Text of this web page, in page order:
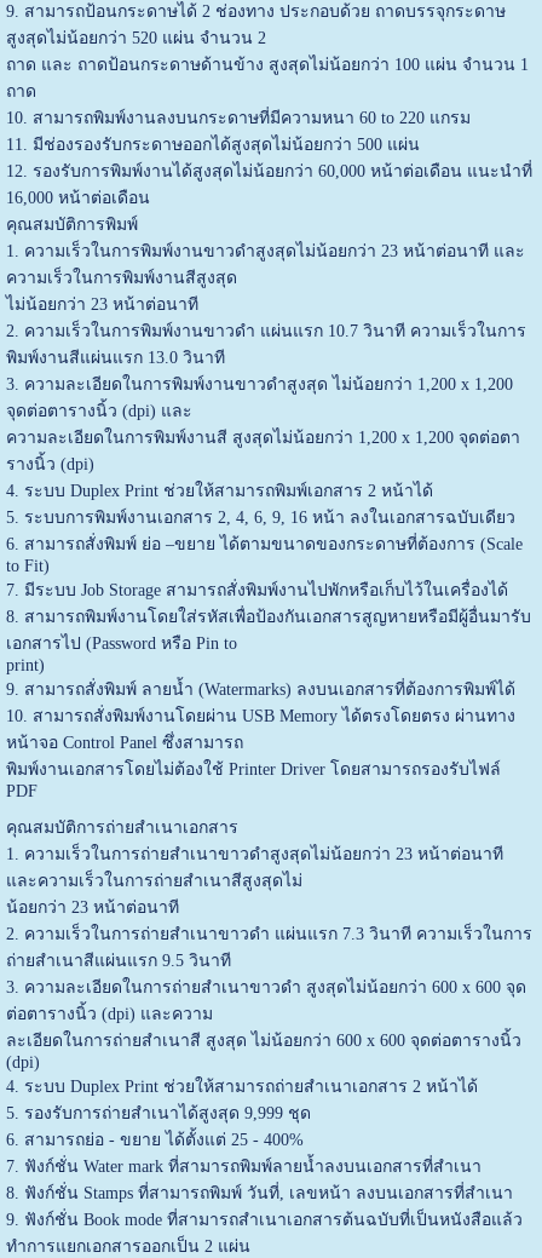
9. สามารถป้อนกระดาษได้ 2 ช่องทาง ประกอบด้วย ถาดบรรจุกระดาษ
สูงสุดไม่น้อยกว่า 520 แผ่น จำนวน 2
ถาด และ ถาดป้อนกระดาษด้านข้าง สูงสุดไม่น้อยกว่า 100 แผ่น จำนวน 1
ถาด
10. สามารถพิมพ์งานลงบนกระดาษที่มีความหนา 60 to 220 แกรม
11. มีช่องรองรับกระดาษออกได้สูงสุดไม่น้อยกว่า 500 แผ่น
12. รองรับการพิมพ์งานได้สูงสุดไม่น้อยกว่า 60,000 หน้าต่อเดือน แนะนำที่
16,000 หน้าต่อเดือน
คุณสมบัติการพิมพ์
1. ความเร็วในการพิมพ์งานขาวดำสูงสุดไม่น้อยกว่า 23 หน้าต่อนาที และ
ความเร็วในการพิมพ์งานสีสูงสุด
ไม่น้อยกว่า 23 หน้าต่อนาที
2. ความเร็วในการพิมพ์งานขาวดำ แผ่นแรก 10.7 วินาที ความเร็วในการ
พิมพ์งานสีแผ่นแรก 13.0 วินาที
3. ความละเอียดในการพิมพ์งานขาวดำสูงสุด ไม่น้อยกว่า 1,200 x 1,200
จุดต่อตารางนิ้ว (dpi) และ
ความละเอียดในการพิมพ์งานสี สูงสุดไม่น้อยกว่า 1,200 x 1,200 จุดต่อตา
รางนิ้ว (dpi)
4. ระบบ Duplex Print ช่วยให้สามารถพิมพ์เอกสาร 2 หน้าได้
5. ระบบการพิมพ์งานเอกสาร 2, 4, 6, 9, 16 หน้า ลงในเอกสารฉบับเดียว
6. สามารถสั่งพิมพ์ ย่อ –ขยาย ได้ตามขนาดของกระดาษที่ต้องการ (Scale
to Fit)
7. มีระบบ Job Storage สามารถสั่งพิมพ์งานไปพักหรือเก็บไว้ในเครื่องได้
8. สามารถพิมพ์งานโดยใส่รหัสเพื่อป้องกันเอกสารสูญหายหรือมีผู้อื่นมารับ
เอกสารไป (Password หรือ Pin to
print)
9. สามารถสั่งพิมพ์ ลายนํ้า (Watermarks) ลงบนเอกสารที่ต้องการพิมพ์ได้
10. สามารถสั่งพิมพ์งานโดยผ่าน USB Memory ได้ตรงโดยตรง ผ่านทาง
หน้าจอ Control Panel ซึ่งสามารถ
พิมพ์งานเอกสารโดยไม่ต้องใช้ Printer Driver โดยสามารถรองรับไฟล์
PDF
คุณสมบัติการถ่ายสำเนาเอกสาร
1. ความเร็วในการถ่ายสำเนาขาวดำสูงสุดไม่น้อยกว่า 23 หน้าต่อนาที
และความเร็วในการถ่ายสำเนาสีสูงสุดไม่
น้อยกว่า 23 หน้าต่อนาที
2. ความเร็วในการถ่ายสำเนาขาวดำ แผ่นแรก 7.3 วินาที ความเร็วในการ
ถ่ายสำเนาสีแผ่นแรก 9.5 วินาที
3. ความละเอียดในการถ่ายสำเนาขาวดำ สูงสุดไม่น้อยกว่า 600 x 600 จุด
ต่อตารางนิ้ว (dpi) และความ
ละเอียดในการถ่ายสำเนาสี สูงสุด ไม่น้อยกว่า 600 x 600 จุดต่อตารางนิ้ว
(dpi)
4. ระบบ Duplex Print ช่วยให้สามารถถ่ายสำเนาเอกสาร 2 หน้าได้
5. รองรับการถ่ายสำเนาได้สูงสุด 9,999 ชุด
6. สามารถย่อ - ขยาย ได้ตั้งแต่ 25 - 400%
7. ฟังก์ชั่น Water mark ที่สามารถพิมพ์ลายน้ำลงบนเอกสารที่สำเนา
8. ฟังก์ชั่น Stamps ที่สามารถพิมพ์ วันที่, เลขหน้า ลงบนเอกสารที่สำเนา
9. ฟังก์ชั่น Book mode ที่สามารถสำเนาเอกสารต้นฉบับที่เป็นหนังสือแล้ว
ทำการแยกเอกสารออกเป็น 2 แผ่น